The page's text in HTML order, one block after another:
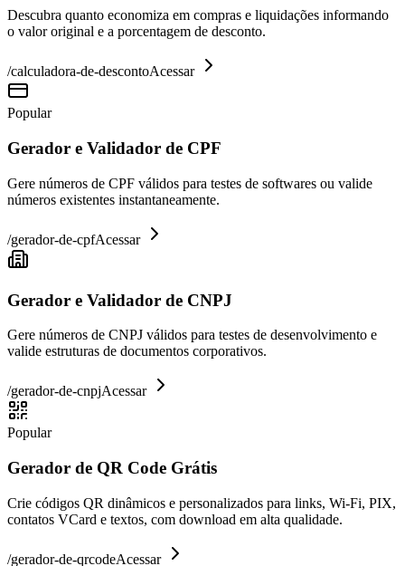
Descubra quanto economiza em compras e liquidações informando
o valor original e a porcentagem de desconto.
/calculadora-de-descontoAcessar
Popular
Gerador e Validador de CPF
Gere números de CPF válidos para testes de softwares ou valide
números existentes instantaneamente.
/gerador-de-cpfAcessar
Gerador e Validador de CNPJ
Gere números de CNPJ válidos para testes de desenvolvimento e
valide estruturas de documentos corporativos.
/gerador-de-cnpjAcessar
Popular
Gerador de QR Code Grátis
Crie códigos QR dinâmicos e personalizados para links, Wi-Fi, PIX,
contatos VCard e textos, com download em alta qualidade.
/gerador-de-qrcodeAcessar